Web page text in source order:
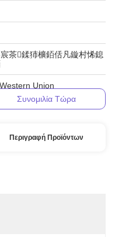
茶鍒犻櫎銆佸凡鏇村悕鎴
Union
Συνομιλία Τώρα
Περιγραφή Προϊόντων